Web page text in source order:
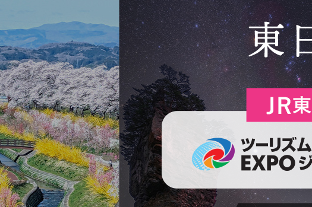
ス
ト】
ツー
リ
ズ
ムE
XPO
ジ
ャ
パ
ン2
024